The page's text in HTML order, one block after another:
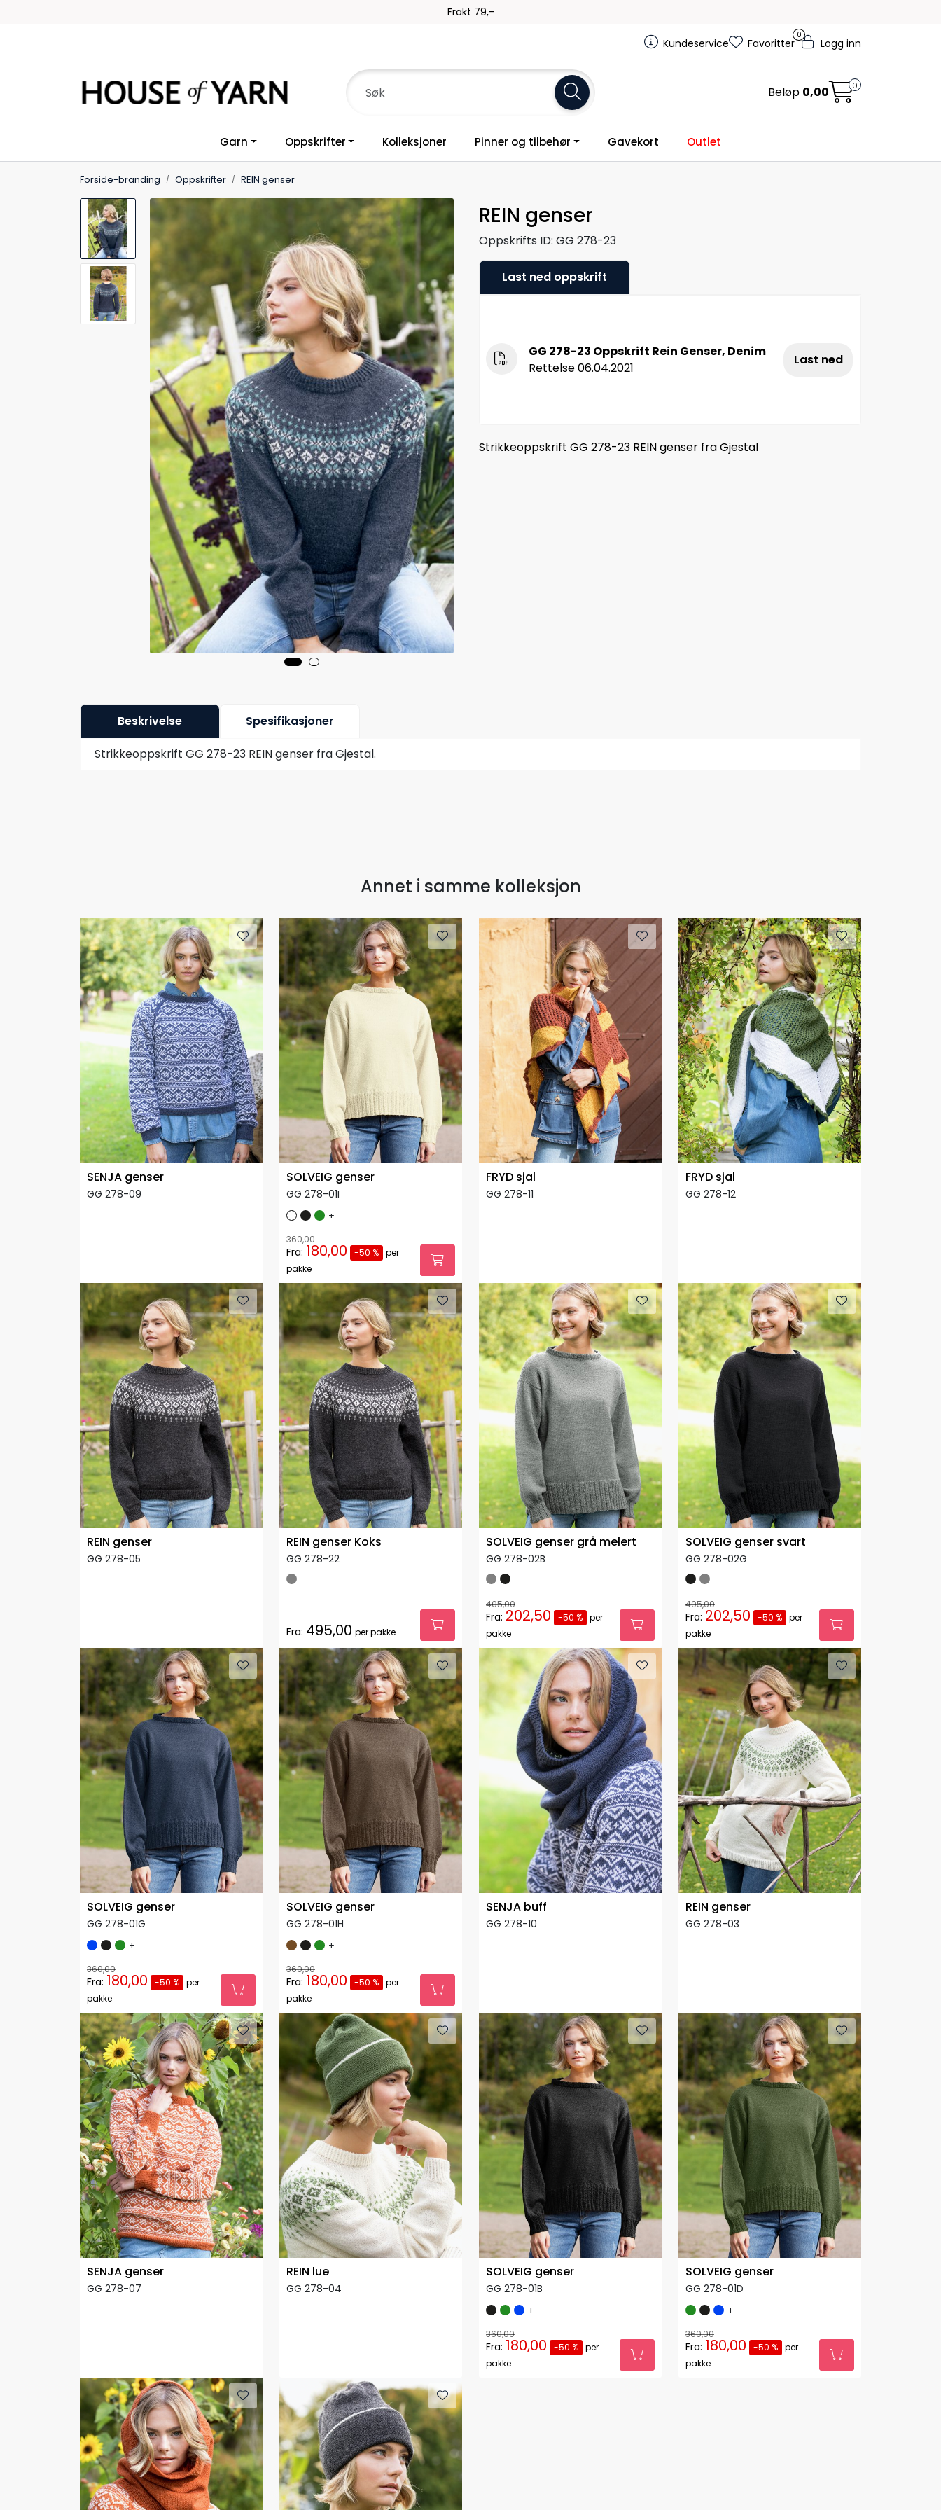
Frakt 79,-
Kundeservice
0
Favoritter Logg inn
Beløp 0,00 0
Garn Oppskrifter Kolleksjoner Pinner og tilbehør Gavekort Outlet
Forside-branding Oppskrifter REIN genser
REIN genser
Oppskrifts ID: GG 278-23
Last ned oppskrift
GG 278-23 Oppskrift Rein Genser, Denim
Rettelse 06.04.2021
Last ned
Strikkeoppskrift GG 278-23 REIN genser fra Gjestal
Beskrivelse Spesifikasjoner
Strikkeoppskrift GG 278-23 REIN genser fra Gjestal.
Annet i samme kolleksjon
SENJA genser
GG 278-09
SOLVEIG genser
GG 278-01I
+
360,00
Fra: 180,00 -50 % per
pakke
FRYD sjal
GG 278-11
FRYD sjal
GG 278-12
REIN genser
GG 278-05
REIN genser Koks
GG 278-22
Fra: 495,00 per pakke
SOLVEIG genser grå melert
GG 278-02B
405,00
Fra: 202,50 -50 % per
pakke
SOLVEIG genser svart
GG 278-02G
405,00
Fra: 202,50 -50 % per
pakke
SOLVEIG genser
GG 278-01G
+
360,00
Fra: 180,00 -50 % per
pakke
SOLVEIG genser
GG 278-01H
+
360,00
Fra: 180,00 -50 % per
pakke
SENJA buff
GG 278-10
REIN genser
GG 278-03
SENJA genser
GG 278-07
REIN lue
GG 278-04
SOLVEIG genser
GG 278-01B
+
360,00
Fra: 180,00 -50 % per
pakke
SOLVEIG genser
GG 278-01D
+
360,00
Fra: 180,00 -50 % per
pakke